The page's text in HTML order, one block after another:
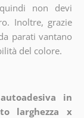
non devi
Inoltre, grazie
parati vantano
del colore.
in
larghezza x